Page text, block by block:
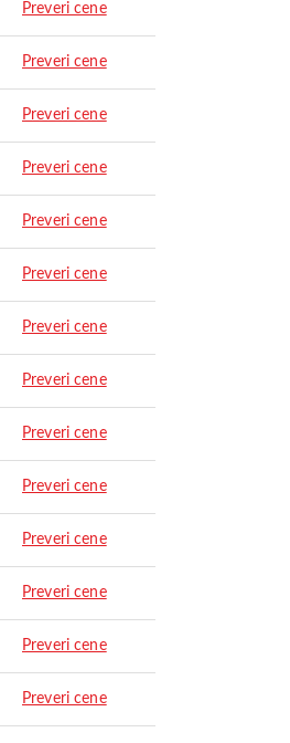
Preveri cene
Preveri cene
Preveri cene
Preveri cene
Preveri cene
Preveri cene
Preveri cene
Preveri cene
Preveri cene
Preveri cene
Preveri cene
Preveri cene
Preveri cene
Preveri cene